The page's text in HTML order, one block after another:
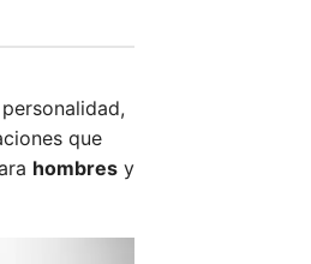
que
hombres y